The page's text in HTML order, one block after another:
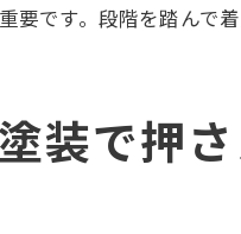
要です。段階を踏んで
装で押